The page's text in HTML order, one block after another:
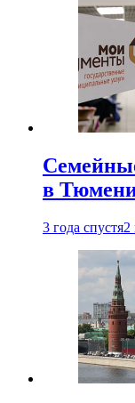
в
3 года спустя2